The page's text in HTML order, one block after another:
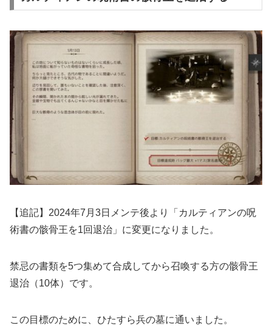
【追記】2024年7月3日メンテ後より「カルティアンの呪
術書の骸骨王を1回退治」に変更になりました。
禁忌の書類を5つ集めて合成してから召喚する方の骸骨王
退治（10体）です。
この目標のために、ひたすら兵の墓に通いました。